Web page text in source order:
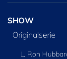
SHOW
Originalserie
L. Ron